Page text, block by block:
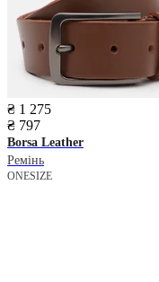
₴ 1 275
₴ 797
Borsa Leather
Ремінь
ONESIZE